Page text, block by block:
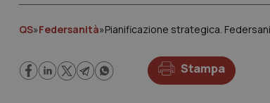
QS»Federsanità»Pianificazione strategica.
Stampa